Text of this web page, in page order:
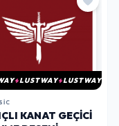
LUSTWAY LUSTWAY
KANAT GEÇICI